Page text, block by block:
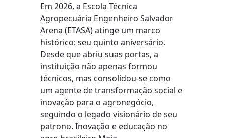
Em 2026, a Escola Técnica
Agropecuária Engenheiro Salvador
Arena (ETASA) atinge um marco
histórico: seu quinto aniversário.
Desde que abriu suas portas, a
instituição não apenas formou
técnicos, mas consolidou-se como
um agente de transformação social e
inovação para o agronegócio,
seguindo o legado visionário de seu
patrono. Inovação e educação no